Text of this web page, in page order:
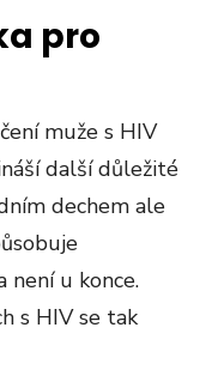
pro
muže s HIV
další důležité
dechem ale
není u konce.
s HIV se tak